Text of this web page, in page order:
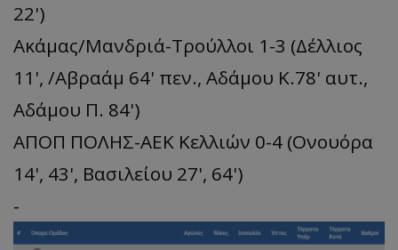
22')
Ακάμας/Μανδριά-Τρούλλοι 1-3 (Δέλλιος
11', /Αβραάμ 64' πεν., Αδάμου Κ.78' αυτ.,
Αδάμου Π. 84')
ΑΠΟΠ ΠΟΛΗΣ-ΑΕΚ Κελλιών 0-4 (Ονουόρα
14', 43', Βασιλείου 27', 64')
-